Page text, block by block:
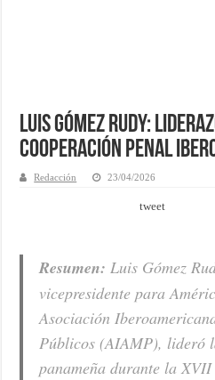
Luis Gómez Rudy:
Cooperación Penal
Redacción 23/04/2026
tweet
Resumen: Luis Gómez
vicepresidente para
Asociación
Públicos (AIAMP), lideró
panameña durante la